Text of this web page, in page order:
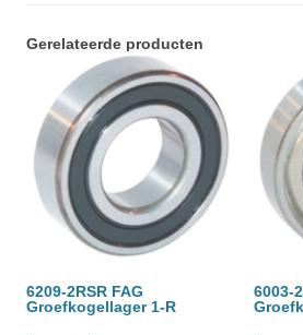
Gerelateerde producten
6209-2RSR FAG
Groefkogellager 1-R
6003-